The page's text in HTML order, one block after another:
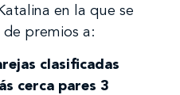
en la que se
premios a:
clasificadas
cerca pares 3